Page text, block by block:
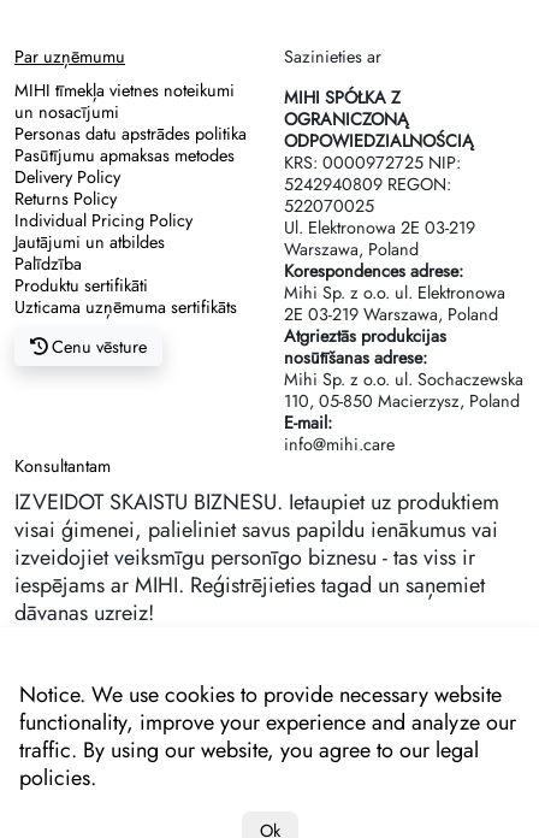
Par uzņēmumu
MIHI tīmekļa vietnes noteikumi
un nosacījumi
Personas datu apstrādes politika
Pasūtījumu apmaksas metodes
Delivery Policy
Returns Policy
Individual Pricing Policy
Jautājumi un atbildes
Palīdzība
Produktu sertifikāti
Uzticama uzņēmuma sertifikāts
Cenu vēsture
Sazinieties ar
MIHI SPÓŁKA Z
OGRANICZONĄ
ODPOWIEDZIALNOŚCIĄ
KRS: 0000972725 NIP:
5242940809 REGON:
522070025
Ul. Elektronowa 2Е 03-219
Warszawa, Poland
Korespondences adrese:
Mihi Sp. z o.o. ul. Elektronowa
2Е 03-219 Warszawa, Poland
Atgrieztās produkcijas
nosūtīšanas adrese:
Mihi Sp. z o.o. ul. Sochaczewska
110, 05-850 Macierzysz, Poland
E-mail:
info@mihi.care
Konsultantam
IZVEIDOT SKAISTU BIZNESU. Ietaupiet uz produktiem
visai ģimenei, palieliniet savus papildu ienākumus vai
izveidojiet veiksmīgu personīgo biznesu - tas viss ir
iespējams ar MIHI. Reģistrējieties tagad un saņemiet
dāvanas uzreiz!
Notice. We use cookies to provide necessary website
functionality, improve your experience and analyze our
traffic. By using our website, you agree to our legal
policies.
Ok